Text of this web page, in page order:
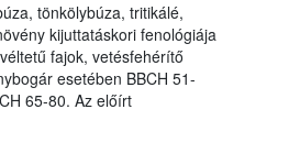
tönkölybúza, tritikálé,
kijuttatáskori fenológiája
fajok, vetésfehérítő
esetében BBCH 51-
65-80. Az előírt